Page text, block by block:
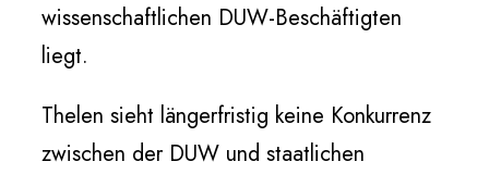
wissenschaftlichen DUW-Beschäftigten
liegt.
Thelen sieht längerfristig keine Konkurrenz
zwischen der DUW und staatlichen